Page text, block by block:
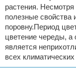
растения.
полезные свойства
поровну.Период
цветение череды, а
является
всех климатических